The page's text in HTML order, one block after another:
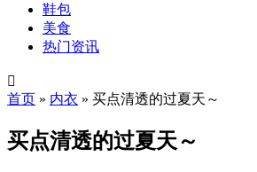
鞋包
美食
热门资讯

首页 » 内衣 » 买点清透的过夏天～
买点清透的过夏天～